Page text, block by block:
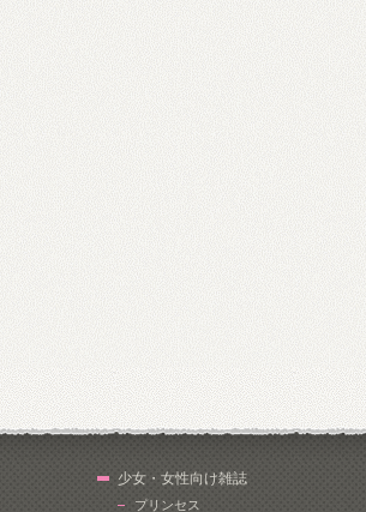
少女・女性向け雑誌
プリンセス